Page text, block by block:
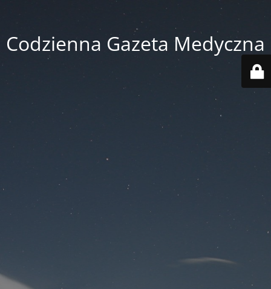
Codzienna Gazeta Medyczna